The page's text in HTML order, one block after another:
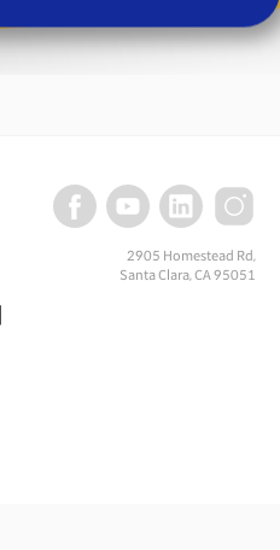
2905 Homestead Rd,
Santa Clara, CA 95051